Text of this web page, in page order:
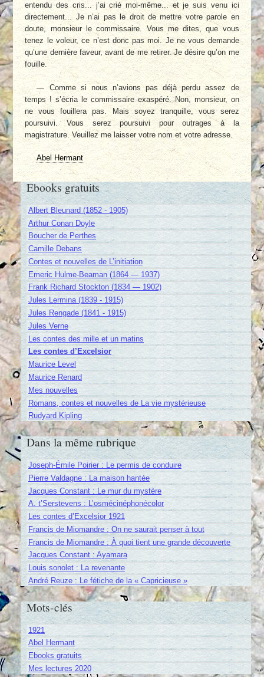
entendu des cris... j’ai crié moi-même... et je suis venu ici
directement... Je n’ai pas le droit de mettre votre parole en
doute, monsieur le commissaire. Vous me dites, que vous
tenez le voleur, ce n’est donc pas moi. Je ne vous demande
qu’une dernière faveur, avant de me retirer. Je désire qu’on me
fouille.
— Comme si nous n’avions pas déjà perdu assez de
temps ! s’écria le commissaire exaspéré. Non, monsieur, on
ne vous fouillera pas. Mais soyez tranquille, vous serez
poursuivi. Vous serez poursuivi pour outrages à la
magistrature. Veuillez me laisser votre nom et votre adresse.
Abel Hermant
Ebooks gratuits
Albert Bleunard (1852 - 1905)
Arthur Conan Doyle
Boucher de Perthes
Camille Debans
Contes et nouvelles de L’initiation
Emeric Hulme-Beaman (1864 — 1937)
Frank Richard Stockton (1834 — 1902)
Jules Lermina (1839 - 1915)
Jules Rengade (1841 - 1915)
Jules Verne
Les contes des mille et un matins
Les contes d’Excelsior
Maurice Level
Maurice Renard
Mes nouvelles
Romans, contes et nouvelles de La vie mystérieuse
Rudyard Kipling
Dans la même rubrique
Joseph-Émile Poirier : Le permis de conduire
Pierre Valdagne : La maison hantée
Jacques Constant : Le mur du mystère
A. t’Serstevens : L’osmécinéphonécolor
Les contes d’Excelsior 1921
Francis de Miomandre : On ne saurait penser à tout
Francis de Miomandre : À quoi tient une grande découverte
Jacques Constant : Ayamara
Louis sonolet : La revenante
André Reuze : Le fétiche de la « Capricieuse »
Mots-clés
1921
Abel Hermant
Ebooks gratuits
Mes lectures 2020